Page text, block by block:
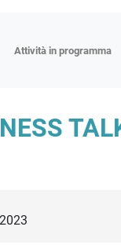
Attività in programma